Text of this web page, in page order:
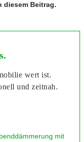
diesem Beitrag.
wert ist.
und zeitnah.